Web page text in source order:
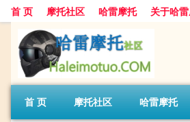
首 页 摩托社区 哈雷摩托 关于哈
首 页 摩托社区 哈雷摩托